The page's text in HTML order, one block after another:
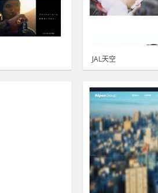
JAL天空